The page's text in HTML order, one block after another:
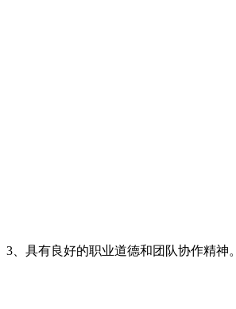
、具有良好的职业道德和团队协作精神。